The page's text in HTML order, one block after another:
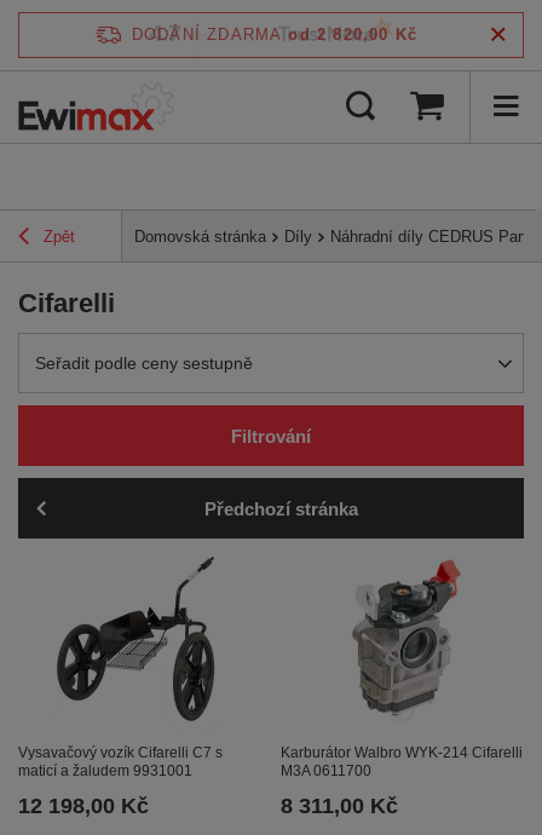
DODÁNÍ ZDARMA od 2 820,00 Kč
Zpět Domovská stránka Díly Náhradní díly CEDRUS Parts
Cifarelli
Zmień sortowanie
Seřadit podle ceny sestupně
Filtrování
Předchozí stránka
Vysavačový vozík Cifarelli C7 s
maticí a žaludem 9931001
12 198,00 Kč
Karburátor Walbro WYK-214 Cifarelli
M3A 0611700
8 311,00 Kč
4.7 /5 ověřeno podle